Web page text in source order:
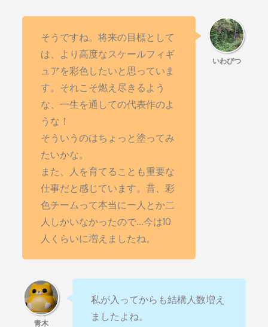
そうですね。将来の目標として
は、より高度なスケールフィギ
ュアを彩色したいと思っていま
す。それこそ燃え尽きるよう
な、一生を通しての代表作のよ
うな！
そういうのはちょっと塗ってみ
たいかな。
また、人を育てることも重要な
仕事だと感じています。昔、彩
色チームって本当に一人とか二
人しかいなかったので…今は10
人くらいに増えましたね。
私が入ってからも結構人数増え
ましたよね。